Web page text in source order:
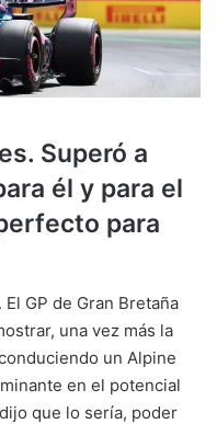
Superó a
él y para el
para
GP de Gran Bretaña
una vez más la
un Alpine
en el potencial
que lo sería, poder